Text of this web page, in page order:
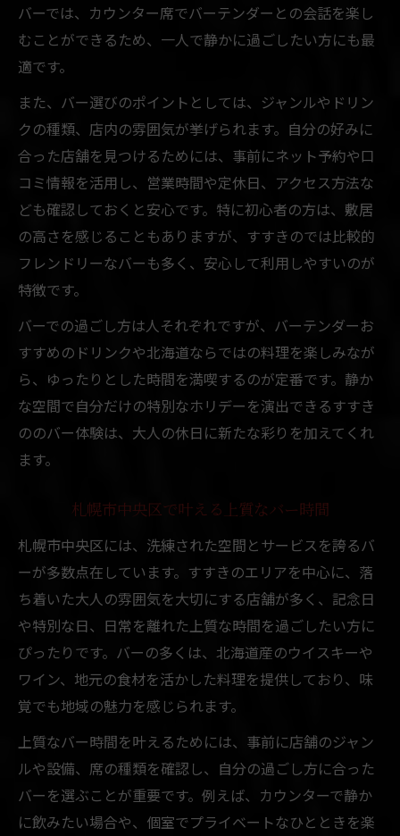
バーでは、カウンター席でバーテンダーとの会話を楽し
むことができるため、一人で静かに過ごしたい方にも最
適です。
また、バー選びのポイントとしては、ジャンルやドリン
クの種類、店内の雰囲気が挙げられます。自分の好みに
合った店舗を見つけるためには、事前にネット予約や口
コミ情報を活用し、営業時間や定休日、アクセス方法な
ども確認しておくと安心です。特に初心者の方は、敷居
の高さを感じることもありますが、すすきのでは比較的
フレンドリーなバーも多く、安心して利用しやすいのが
特徴です。
バーでの過ごし方は人それぞれですが、バーテンダーお
すすめのドリンクや北海道ならではの料理を楽しみなが
ら、ゆったりとした時間を満喫するのが定番です。静か
な空間で自分だけの特別なホリデーを演出できるすすき
ののバー体験は、大人の休日に新たな彩りを加えてくれ
ます。
札幌市中央区で叶える上質なバー時間
札幌市中央区には、洗練された空間とサービスを誇るバ
ーが多数点在しています。すすきのエリアを中心に、落
ち着いた大人の雰囲気を大切にする店舗が多く、記念日
や特別な日、日常を離れた上質な時間を過ごしたい方に
ぴったりです。バーの多くは、北海道産のウイスキーや
ワイン、地元の食材を活かした料理を提供しており、味
覚でも地域の魅力を感じられます。
上質なバー時間を叶えるためには、事前に店舗のジャン
ルや設備、席の種類を確認し、自分の過ごし方に合った
バーを選ぶことが重要です。例えば、カウンターで静か
に飲みたい場合や、個室でプライベートなひとときを楽